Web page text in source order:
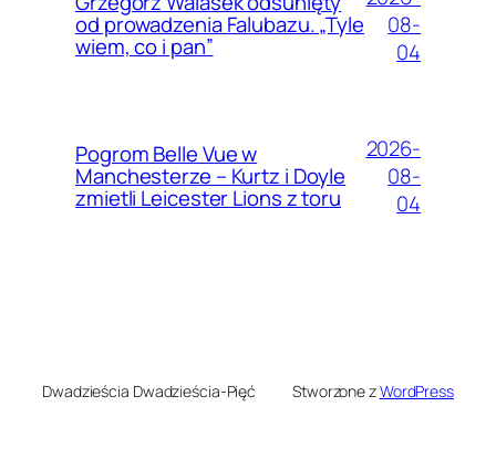
od prowadzenia Falubazu. „Tyle
wiem, co i pan”
08-
04
Pogrom Belle Vue w
Manchesterze – Kurtz i Doyle
zmietli Leicester Lions z toru
2026-
08-
04
Dwadzieścia Dwadzieścia-Pięć Stworzone zWordPress